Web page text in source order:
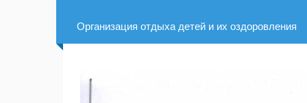
Организация отдыха детей и их оздоровления